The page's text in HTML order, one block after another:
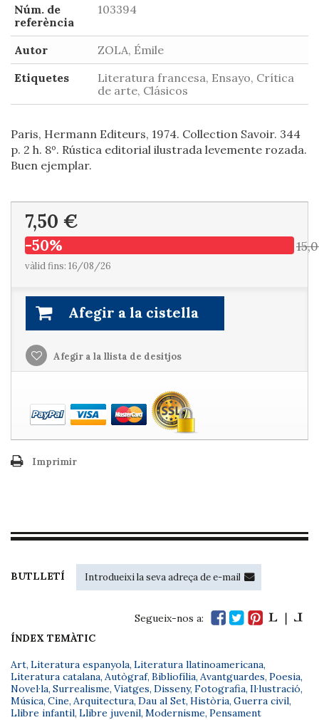
Núm. de
referència
103394
Autor
ZOLA, Émile
Etiquetes
Literatura francesa, Ensayo, Crítica
de arte, Clásicos
Paris, Hermann Editeurs, 1974. Collection Savoir. 344
p. 2 h. 8º. Rústica editorial ilustrada levemente rozada.
Buen ejemplar.
7,50 €
-50%
vàlid fins: 16/08/26
Afegir a la cistella
Afegir a la llista de desitjos
Imprimir
BUTLLETÍ
Segueix-nos a:
ÍNDEX TEMÀTIC
Art, Literatura espanyola, Literatura llatinoamericana,
Literatura catalana, Autògraf, Bibliofília, Avantguardes, Poesia,
Novel·la, Surrealisme, Viatges, Disseny, Fotografia, Il·lustració,
Música, Cine, Arquitectura, Dau al Set, Història, Guerra civil,
Llibre infantil, Llibre juvenil, Modernisme, Pensament